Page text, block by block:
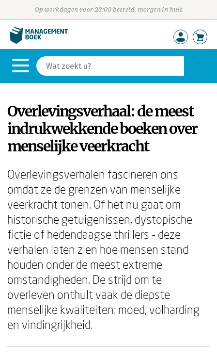
Op werkdagen voor 23:00 besteld, morgen in huis
Overlevingsverhaal: de meest
indrukwekkende boeken over
menselijke veerkracht
Overlevingsverhalen fascineren ons
omdat ze de grenzen van menselijke
veerkracht tonen. Of het nu gaat om
historische getuigenissen, dystopische
fictie of hedendaagse thrillers - deze
verhalen laten zien hoe mensen stand
houden onder de meest extreme
omstandigheden. De strijd om te
overleven onthult vaak de diepste
menselijke kwaliteiten: moed, volharding
en vindingrijkheid.